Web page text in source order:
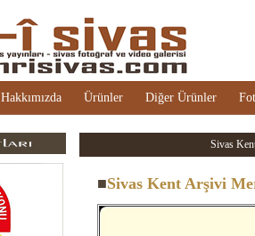
Hakkımızda Ürünler Diğer Ürünler
Sivas
■Sivas Kent Arşivi